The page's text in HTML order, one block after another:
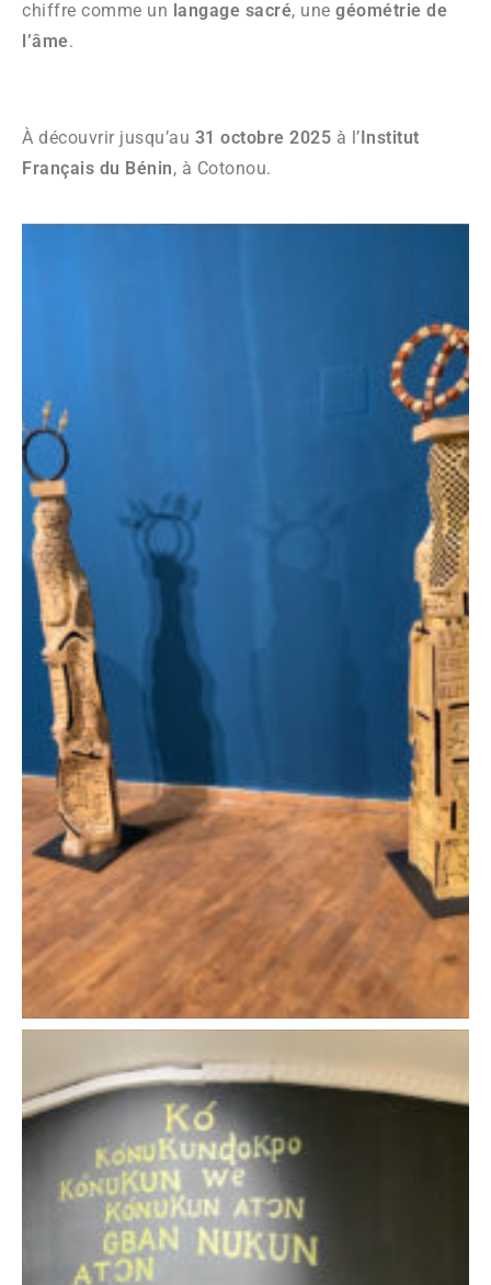
chiffre comme un langage sacré, une géométrie de
l’âme.
À découvrir jusqu’au 31 octobre 2025 à l’Institut
Français du Bénin, à Cotonou.